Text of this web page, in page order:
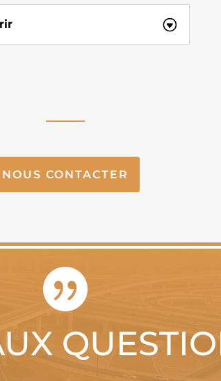
NOUS CONTACTER
